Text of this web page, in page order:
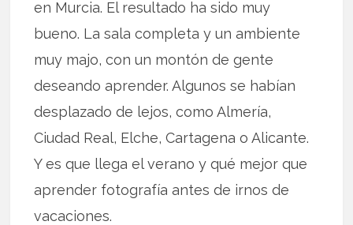
en Murcia. El resultado ha sido muy
bueno. La sala completa y un ambiente
muy majo, con un montón de gente
deseando aprender. Algunos se habían
desplazado de lejos, como Almería,
Ciudad Real, Elche, Cartagena o Alicante.
Y es que llega el verano y qué mejor que
aprender fotografía antes de irnos de
vacaciones.